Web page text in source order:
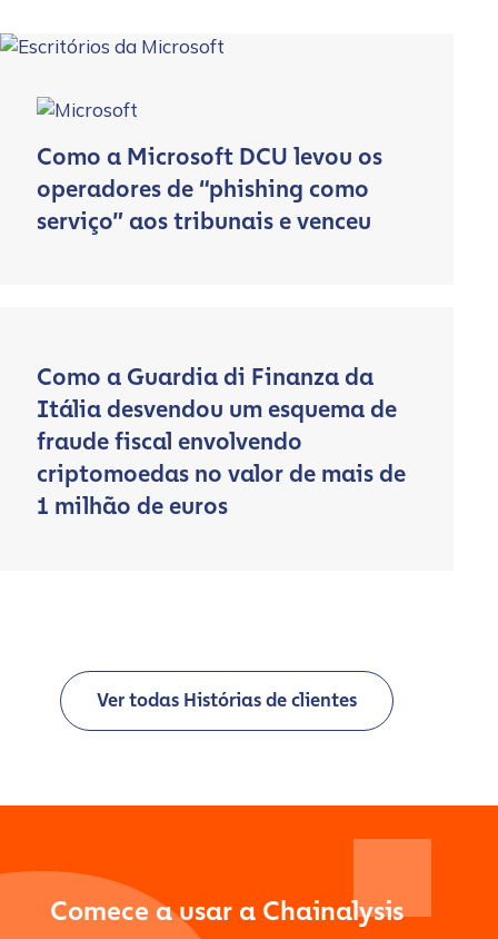
Como a Microsoft DCU levou os
operadores de “phishing como
serviço” aos tribunais e venceu
Como a Guardia di Finanza da
Itália desvendou um esquema de
fraude fiscal envolvendo
criptomoedas no valor de mais de
1 milhão de euros
Ver todas Histórias de clientes
Comece a usar a Chainalysis